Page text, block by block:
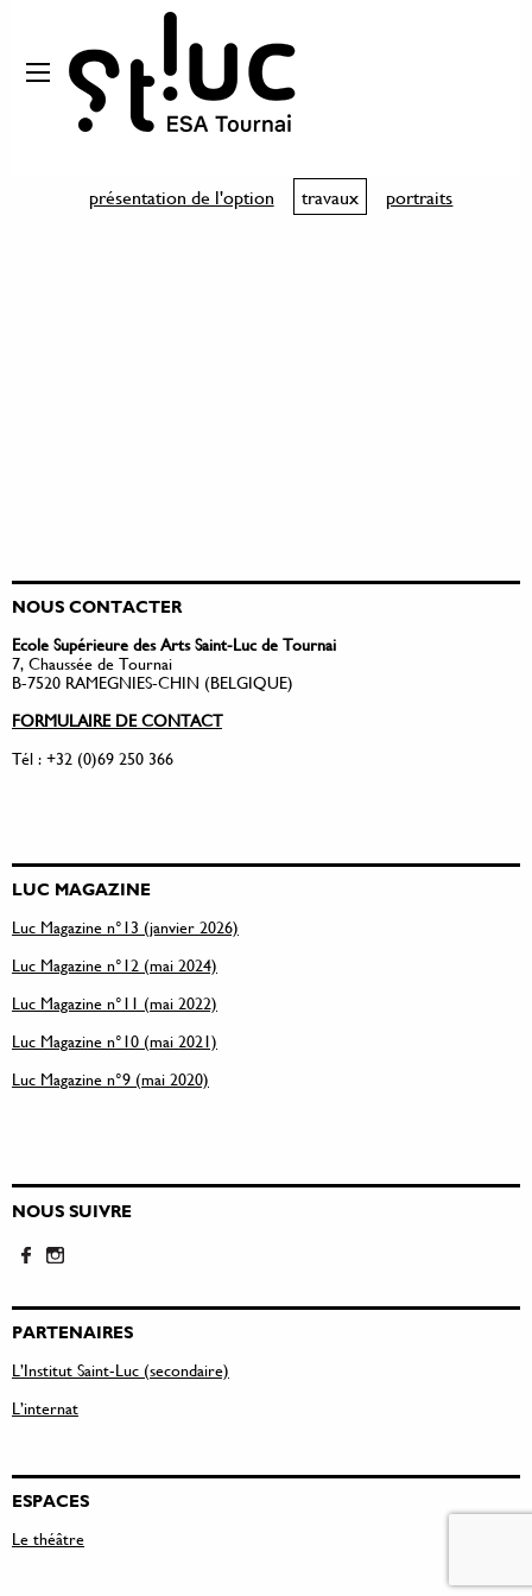
présentation de l'option travaux portraits
NOUS CONTACTER
Ecole Supérieure des Arts Saint-Luc de Tournai
7, Chaussée de Tournai
B-7520 RAMEGNIES-CHIN (BELGIQUE)
FORMULAIRE DE CONTACT
Tél : +32 (0)69 250 366
LUC MAGAZINE
Luc Magazine n°13 (janvier 2026)
Luc Magazine n°12 (mai 2024)
Luc Magazine n°11 (mai 2022)
Luc Magazine n°10 (mai 2021)
Luc Magazine n°9 (mai 2020)
NOUS SUIVRE
PARTENAIRES
L’Institut Saint-Luc (secondaire)
L’internat
ESPACES
Le théâtre